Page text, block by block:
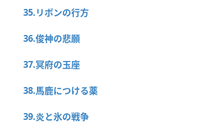
35.リボンの行方
36.俊神の悲願
37.冥府の玉座
38.馬鹿につける薬
39.炎と氷の戦争